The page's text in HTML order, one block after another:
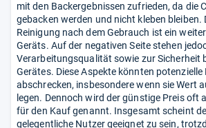
mit den Backergebnissen zufrieden, da die
gebacken werden und nicht kleben bleiben.
Reinigung nach dem Gebrauch ist ein
Geräts. Auf der negativen Seite stehen
Verarbeitungsqualität sowie zur Sicherheit
Gerätes. Diese Aspekte könnten potenzielle
abschrecken, insbesondere wenn sie Wert
legen. Dennoch wird der günstige Preis oft
für den Kauf genannt. Insgesamt scheint
gelegentliche Nutzer geeignet zu sein,